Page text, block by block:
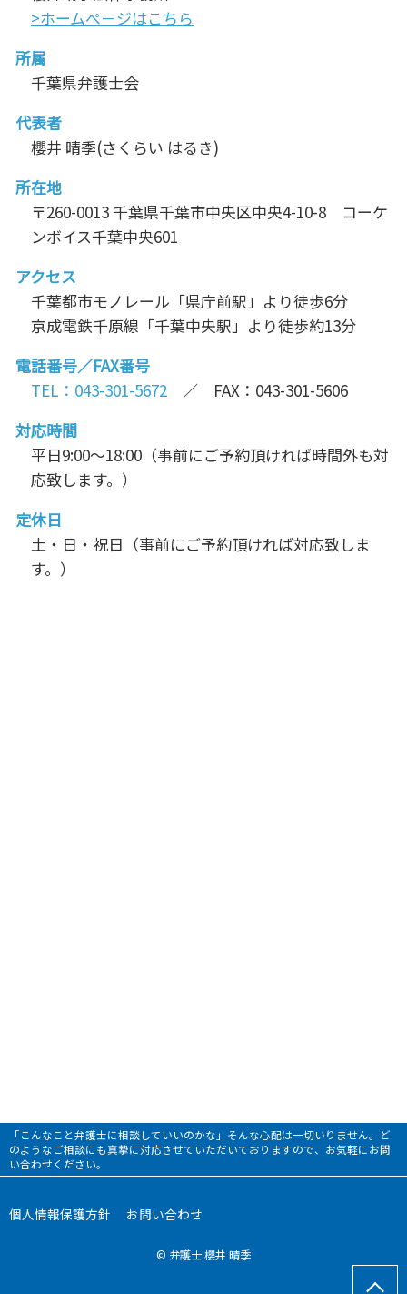
>ホームぺ－ジはこちら
所属
千葉県弁護士会
代表者
櫻井 晴季(さくらい はるき)
所在地
〒260-0013 千葉県千葉市中央区中央4-10-8 コーケ
ンボイス千葉中央601
アクセス
千葉都市モノレール「県庁前駅」より徒歩6分
京成電鉄千原線「千葉中央駅」より徒歩約13分
電話番号／FAX番号
TEL：043-301-5672 ／ FAX：043-301-5606
対応時間
平日9:00～18:00（事前にご予約頂ければ時間外も対
応致します。）
定休日
土・日・祝日（事前にご予約頂ければ対応致しま
す。）
「こんなこと弁護士に相談していいのかな」そんな心配は一切いりません。ど
のようなご相談にも真摯に対応させていただいておりますので、お気軽にお問
い合わせください。
個人情報保護方針 お問い合わせ
© 弁護士 櫻井 晴季